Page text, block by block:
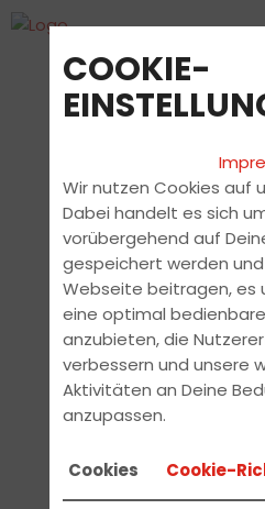
COOKIE-
Wir nutzen Cookies auf
Dabei handelt es sich
vorübergehend auf
gespeichert werden
Webseite beitragen, es
eine optimal
anzubieten, die
verbessern und unsere
Aktivitäten an Deine
anzupassen.
Cookies Cookie-